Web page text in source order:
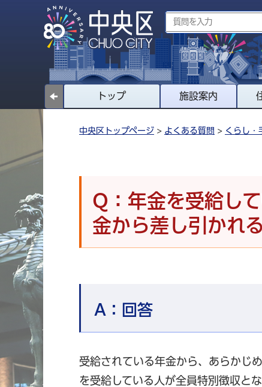
トップ 施設案内
中央区トップページ > よくある質問 > くらし・
Q：年金を受給し
金から差し引かれ
A： 回答
受給されている年金から、あらかじ
を受給している人が全員特別徴収と